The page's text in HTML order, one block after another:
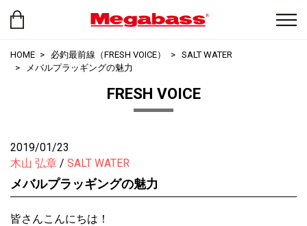
HOME 必釣最前線（FRESH VOICE）
SALT WATER
メバルプラッギングの魅力
FRESH VOICE
2019/01/23
木山 弘章
SALT WATER
メバルプラッギングの魅力
皆さんこんにちは！